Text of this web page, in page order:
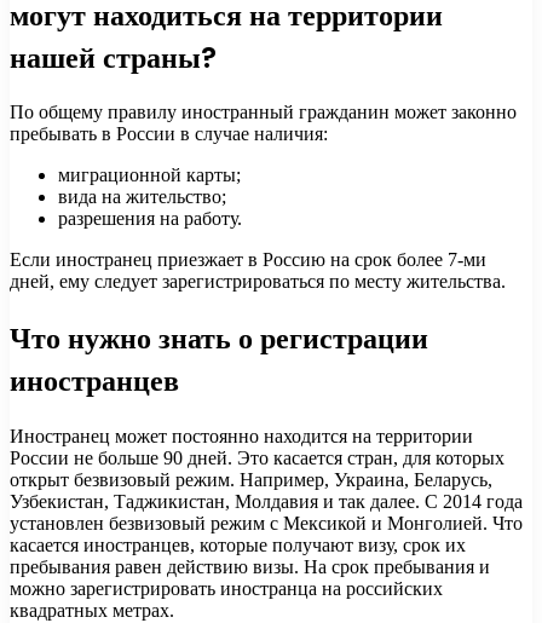
могут находиться на территории
нашей страны?
По общему правилу иностранный гражданин может законно
пребывать в России в случае наличия:
миграционной карты;
вида на жительство;
разрешения на работу.
Если иностранец приезжает в Россию на срок более 7-ми
дней, ему следует зарегистрироваться по месту жительства.
Что нужно знать о регистрации
иностранцев
Иностранец может постоянно находится на территории
России не больше 90 дней. Это касается стран, для которых
открыт безвизовый режим. Например, Украина, Беларусь,
Узбекистан, Таджикистан, Молдавия и так далее. С 2014 года
установлен безвизовый режим с Мексикой и Монголией. Что
касается иностранцев, которые получают визу, срок их
пребывания равен действию визы. На срок пребывания и
можно зарегистрировать иностранца на российских
квадратных метрах.